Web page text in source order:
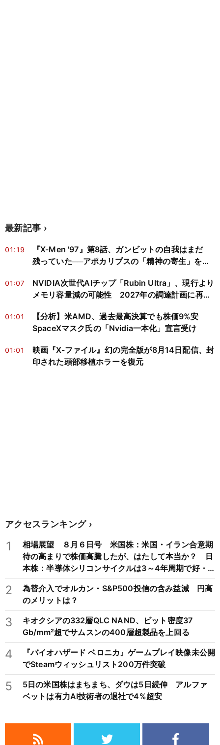
最新記事
01:19
『X-Men '97』第8話、ガンビットの自我はまだ
残っていた──アポカリプスの「精神の寄生」を神
01:07
NVIDIA次世代AIチップ「Rubin Ultra」、現行より
メモリ容量減の可能性 2027年の調達計画に再検
01:01
【分析】米AMD、過去最高決算でも株価9%安
SpaceXマスク氏の「Nvidia一本化」宣言受け
01:01
映画『X-ファイル』幻の完全版が8月14日配信、封
印された頭部移植ホラーを復元
アクセスランキング
1
相場展望 ８月６日号 米国株：米国・イラン合意期
待の高まりで株価高騰したが、はたして本当か？ 日
本株：半導体シリコンサイクルは3～4年周期で好・
不況を繰り返すため注意
2
為替介入でオルカン・S&P500投信の含み益減 円高
のメリットは？
3
キオクシアの332層QLC NAND、ビット密度37
Gb/mm²超でサムスンの400層超製品を上回る
4
『バイオハザード ベロニカ』ゲームプレイ映像未公開
でSteamウィッシュリスト200万件突破
5
5日の米国株はまちまち、ダウは5日続伸 アルファ
ベットは有力AI技術者の退社で4%超安